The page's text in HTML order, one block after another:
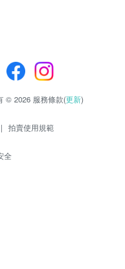
© 2026 服務條款(更新)
| 拍賣使用規範
全